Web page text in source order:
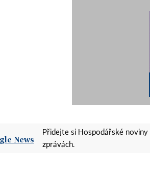
Přidejte si Hospodářské noviny
zprávách.